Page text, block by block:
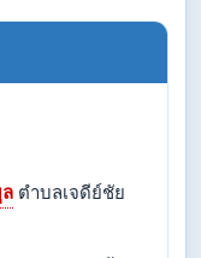
ตำบลเจดีย์ชัย